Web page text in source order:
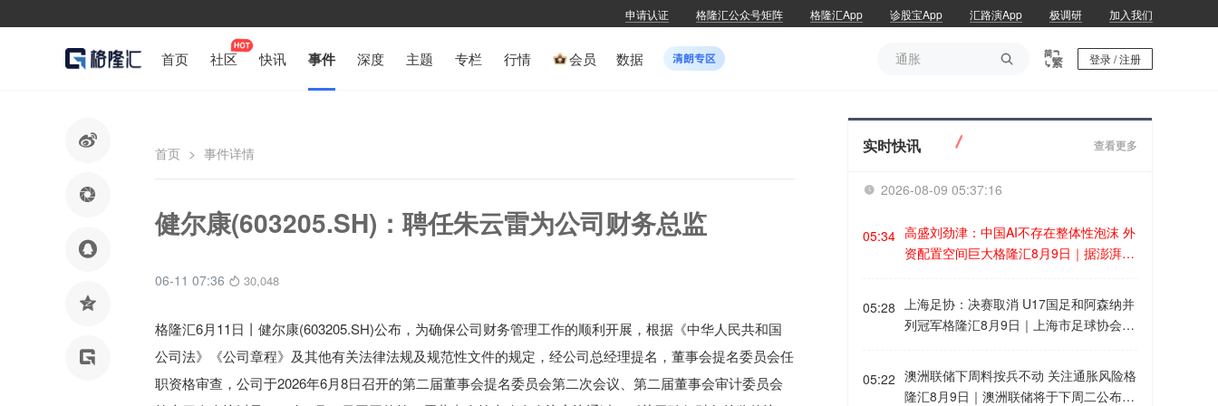
申请认证 格隆汇公众号矩阵 格隆汇App 诊股宝App 汇路演App 极调研 加入我们
首页 社区 快讯 事件 深度 主题 专栏 行情 会员 数据 
通胀
登录 / 注册





首页 > 事件详情
健尔康(603205.SH)：聘任朱云雷为公司财务总监
06-11 07:36 30,048
格隆汇6月11日丨健尔康(603205.SH)公布，为确保公司财务管理工作的顺利开展，根据《中华人民共和国
公司法》《公司章程》及其他有关法律法规及规范性文件的规定，经公司总经理提名，董事会提名委员会任
职资格审查，公司于2026年6月8日召开的第二届董事会提名委员会第二次会议、第二届董事会审计委员会
实时快讯 查看更多
 2026-08-09 05:37:17
05:34 高盛刘劲津：中国AI不存在整体性泡沫 外
资配置空间巨大格隆汇8月9日｜据澎湃，
示：“我们认为，AI特别是在中国股票的范
围里面，不是一个泡沫。”中国所有AI相关
股票的总市值，尚未完全反映AI可能给整
从整体市值与潜在经济贡献之间的关系来
看，中国AI板块并不存在非常明显的整体
05:28 上海足协：决赛取消 U17国足和阿森纳并
列冠军格隆汇8月9日｜上海市足球协会今
子组决赛取消的公告》：原定于2026年8
月9日(周日)14:30在上汽浦东足球场举办
05:22 澳洲联储下周料按兵不动 关注通胀风险格
隆汇8月9日｜澳洲联储将于下周二公布最